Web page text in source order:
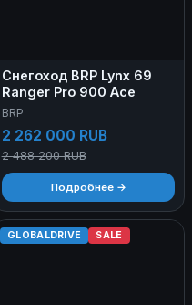
Снегоход BRP Lynx 69
Ranger Pro 900 Ace
BRP
2 262 000 RUB
2 488 200 RUB
Подробнее →
GLOBALDRIVE SALE